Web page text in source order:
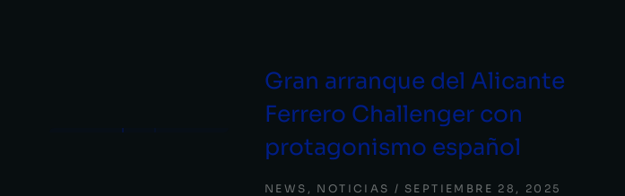
Gran arranque del Alicante
Ferrero Challenger con
protagonismo español
NEWS , NOTICIAS SEPTIEMBRE 28, 2025